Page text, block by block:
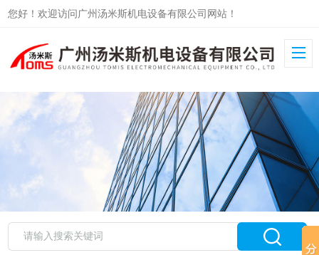
您好！欢迎访问广州汤米斯机电设备有限公司网站！